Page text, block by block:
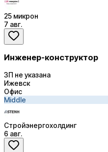
25 микрон
7 авг.
Инженер-конструктор
ЗП не указана
Ижевск
Офис
Middle
Стройэнергохолдинг
6 авг.